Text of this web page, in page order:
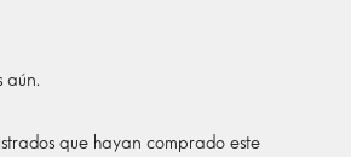
aún.
que hayan comprado este